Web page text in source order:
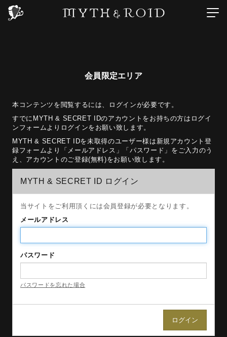
会員限定エリア
本コンテンツを閲覧するには、ログインが必要です。
すでにMYTH & SECRET IDのアカウントをお持ちの方はログイ
ンフォームよりログインをお願い致します。
MYTH & SECRET IDを未取得のユーザー様は新規アカウント登
録フォームより「メールアドレス」「パスワード」をご入力のう
え、アカウントのご登録(無料)をお願い致します。
MYTH & SECRET ID ログイン
当サイトをご利用頂くには会員登録が必要となります。
メールアドレス
パスワード
パスワードを忘れた場合